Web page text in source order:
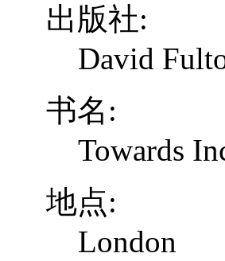
出版社:
David
书名:
Towards
地点:
London